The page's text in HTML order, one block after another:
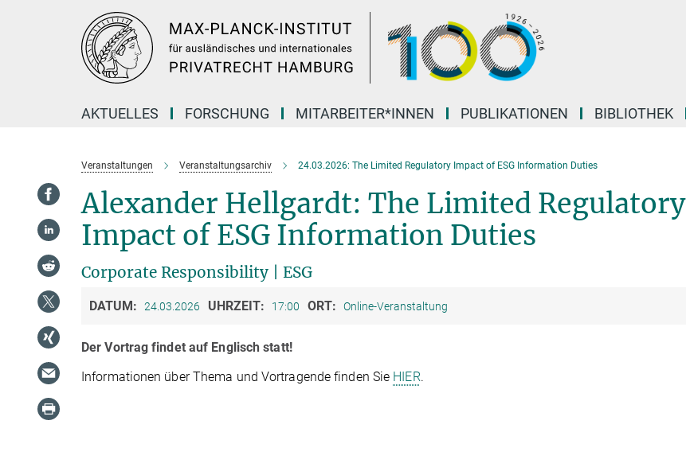
AKTUELLES FORSCHUNG MITARBEITER*INNEN PUBLIKATIONEN BIBLIOTHEK
Veranstaltungen Veranstaltungsarchiv 24.03.2026: The Limited Regulatory Impact of ESG Information Duties
Alexander Hellgardt: The Limited Regulatory
Impact of ESG Information Duties
Corporate Responsibility | ESG
DATUM: 24.03.2026 UHRZEIT: 17:00 ORT: Online-Veranstaltung
Der Vortrag findet auf Englisch statt!
Informationen über Thema und Vortragende finden Sie HIER.